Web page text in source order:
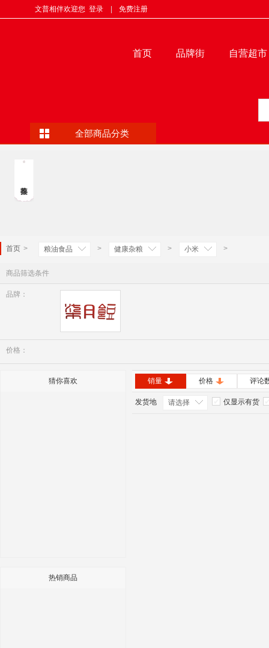
文普相伴欢迎您 登录 免费注册
首页 品牌街 自营超市
全部商品分类
首页 > 粮油食品 > 健康杂粮 > 小米 >
商品筛选条件
品牌：
价格：
猜你喜欢
热销商品
销量 价格 评论
发货地 请选择 仅显示有货